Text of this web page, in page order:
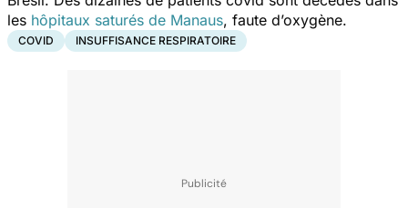
les hôpitaux saturés de Manaus, faute d’oxygène.
COVID INSUFFISANCE RESPIRATOIRE